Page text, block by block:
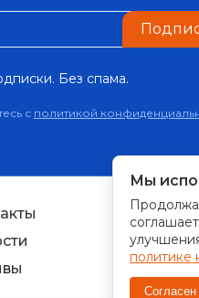
Без спама.
с политикой
Мы
политике
Согласен